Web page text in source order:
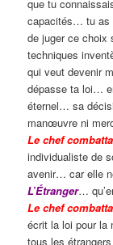
que tu
capacités… tu as
de juger ce choix
techniques
qui veut devenir
dépasse ta loi…
éternel… sa
manœuvre ni
Le chef
individualiste de
avenir… car elle
L’Étranger…
Le chef
écrit la loi pour la
tous les